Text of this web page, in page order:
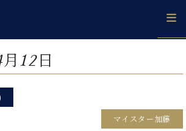
パン公式サイト
Official Site
12日
マイスター加藤